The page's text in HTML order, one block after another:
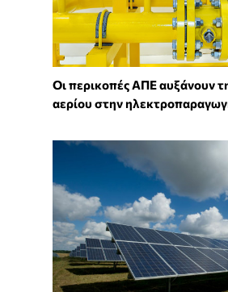
Οι περικοπές ΑΠΕ αυξάνουν
αερίου στην